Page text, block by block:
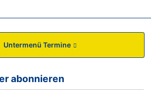
Untermenü Termine
abonnieren